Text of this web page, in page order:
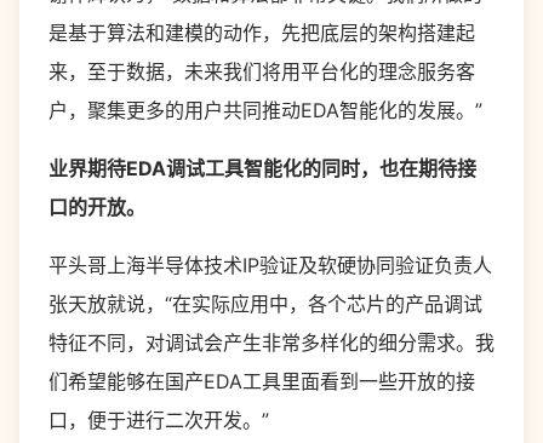
是基于算法和建模的动作，先把底层的架构搭建起
来，至于数据，未来我们将用平台化的理念服务客
户，聚集更多的用户共同推动EDA智能化的发展。”
业界期待EDA调试工具智能化的同时，也在期待接
口的开放。
平头哥上海半导体技术IP验证及软硬协同验证负责人
张天放就说，“在实际应用中，各个芯片的产品调试
特征不同，对调试会产生非常多样化的细分需求。我
们希望能够在国产EDA工具里面看到一些开放的接
口，便于进行二次开发。”